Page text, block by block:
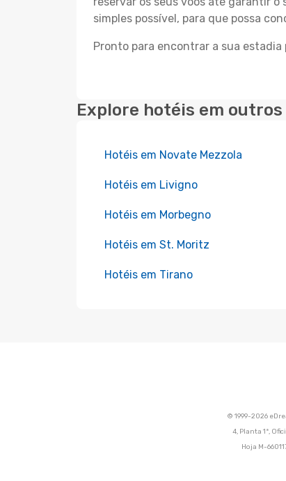
simples possível, para que possa
Pronto para encontrar a sua
Explore hotéis em
Hotéis em Novate Mezzola
Hotéis em Livigno
Hotéis em Morbegno
Hotéis em St. Moritz
Hotéis em Tirano
© 1999-2026
4, Planta 1ª,
Hoja M-